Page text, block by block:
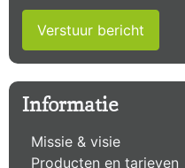
Verstuur bericht
Informatie
Missie & visie
Producten en tarieven